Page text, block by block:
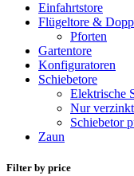
Einfahrtstore
Flügeltore &
Pforten
Gartentore
Konfiguratoren
Schiebetore
Elektrische
Nur verzinkt
Schiebetor
Zaun
Filter by price